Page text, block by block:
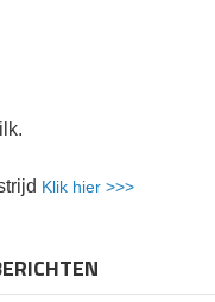
Klik hier >>>